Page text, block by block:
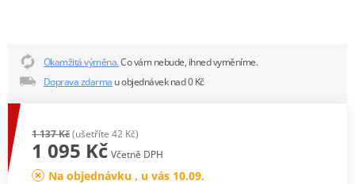
Okamžitá výměna.Co vám nebude, ihned vyměníme.
Doprava zdarma u objednávek nad 0 Kč
1 137 Kč(ušetříte 42 Kč)
1 095 Kč Včetně DPH
Na objednávku , u vás 10.09.